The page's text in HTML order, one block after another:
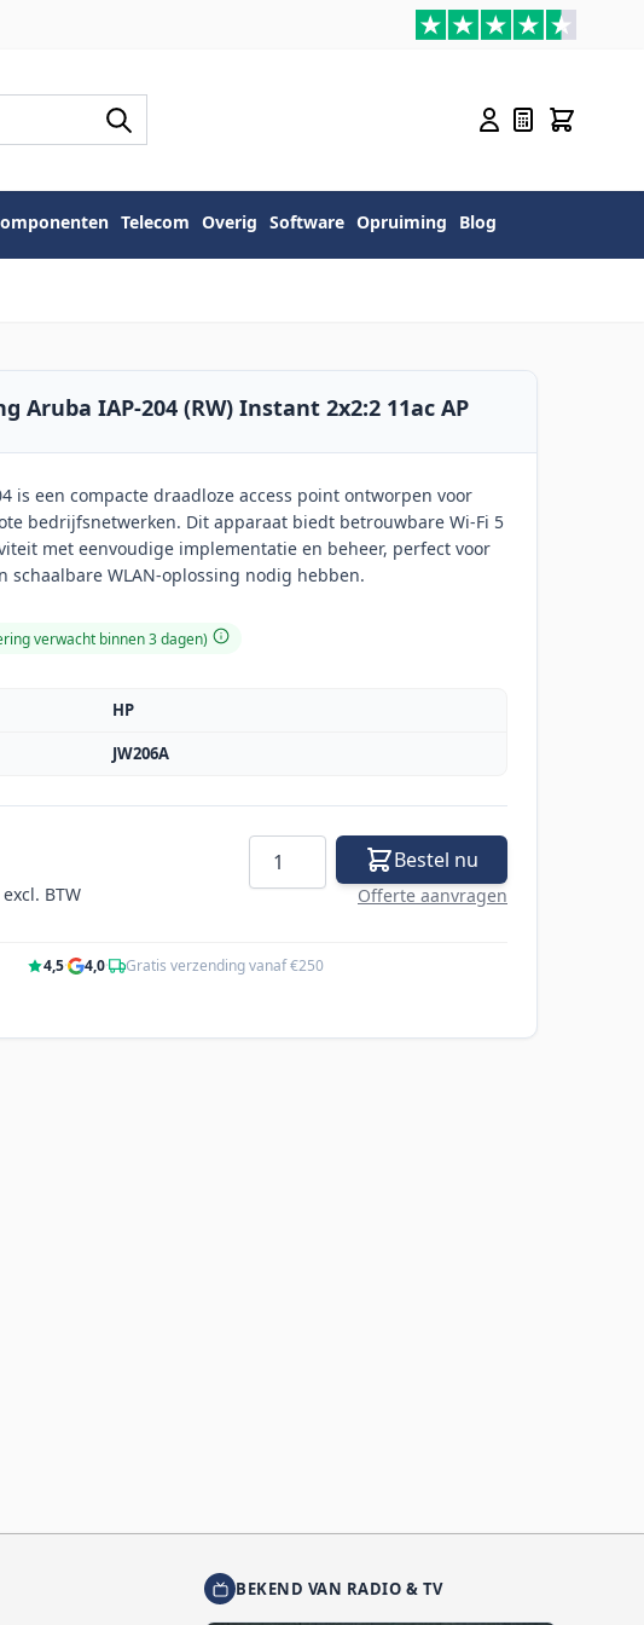
Telecom Overig Software Opruiming Blog
Aruba IAP-204 (RW) Instant 2x2:2 11ac AP
is een compacte draadloze access point ontworpen voor
bedrijfsnetwerken. Dit apparaat biedt betrouwbare Wi-Fi 5
met eenvoudige implementatie en beheer, perfect voor
schaalbare WLAN-oplossing nodig hebben.
verwacht binnen 3 dagen)
HP
JW206A
excl. BTW
Aantal Bestel nu
Offerte aanvragen
4,5· 4,0· Gratis verzending vanaf €250
BEKEND VAN RADIO & TV